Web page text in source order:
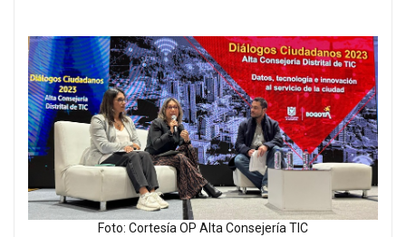
Foto: Cortesía OP Alta Consejería TIC